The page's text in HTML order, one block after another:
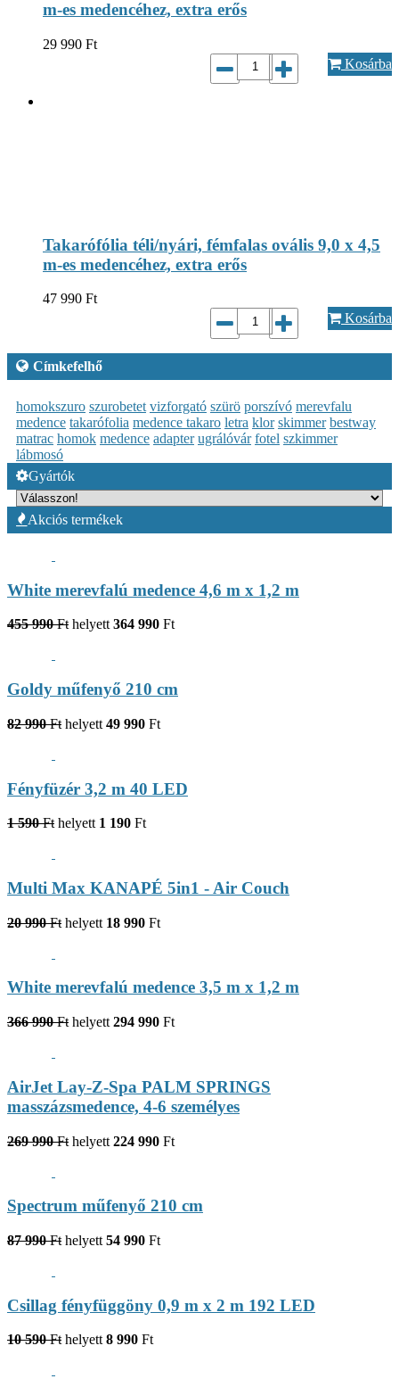
m-es medencéhez, extra erős
29 990 Ft
Kosárba
Takarófólia téli/nyári, fémfalas ovális 9,0 x 4,5
m-es medencéhez, extra erős
47 990 Ft
Kosárba
Címkefelhő
homokszuro szurobetet vizforgató szürö porszívó merevfalu
medence takarófolia medence takaro letra klor skimmer bestway
matrac homok medence adapter ugrálóvár fotel szkimmer
lábmosó
Gyártók
Akciós termékek
White merevfalú medence 4,6 m x 1,2 m
455 990 Ft helyett 364 990 Ft
Goldy műfenyő 210 cm
82 990 Ft helyett 49 990 Ft
Fényfüzér 3,2 m 40 LED
1 590 Ft helyett 1 190 Ft
Multi Max KANAPÉ 5in1 - Air Couch
20 990 Ft helyett 18 990 Ft
White merevfalú medence 3,5 m x 1,2 m
366 990 Ft helyett 294 990 Ft
AirJet Lay-Z-Spa PALM SPRINGS
masszázsmedence, 4-6 személyes
269 990 Ft helyett 224 990 Ft
Spectrum műfenyő 210 cm
87 990 Ft helyett 54 990 Ft
Csillag fényfüggöny 0,9 m x 2 m 192 LED
10 590 Fthelyett8 990 Ft